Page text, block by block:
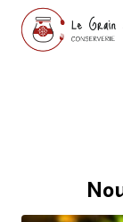
contenu